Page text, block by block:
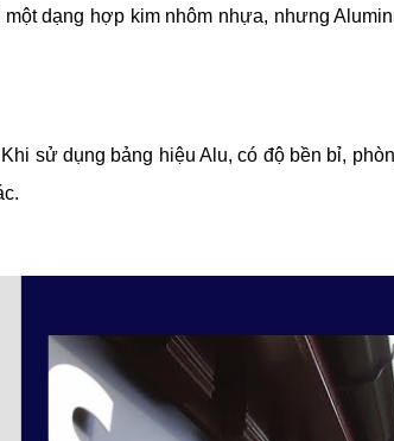
một dạng hợp kim nhôm nhựa, nhưng
Khi sử dụng bảng hiệu Alu, có độ bền bỉ,